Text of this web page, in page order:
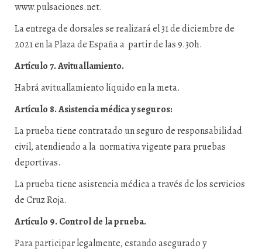
www.pulsaciones.net.
La entrega de dorsales se realizará el 31 de diciembre de
2021 en la Plaza de España a partir de las 9.30h.
Artículo 7. Avituallamiento.
Habrá avituallamiento líquido en la meta.
Artículo 8. Asistencia médica y seguros:
La prueba tiene contratado un seguro de responsabilidad
civil, atendiendo a la normativa vigente para pruebas
deportivas.
La prueba tiene asistencia médica a través de los servicios
de Cruz Roja.
Artículo 9. Control de la prueba.
Para participar legalmente, estando asegurado y